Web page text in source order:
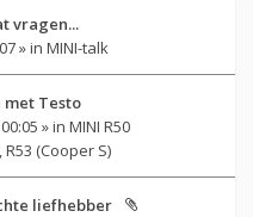
vragen...
» in MINI-talk
met Testo
» in MINI R50
(Cooper S)
liefhebber